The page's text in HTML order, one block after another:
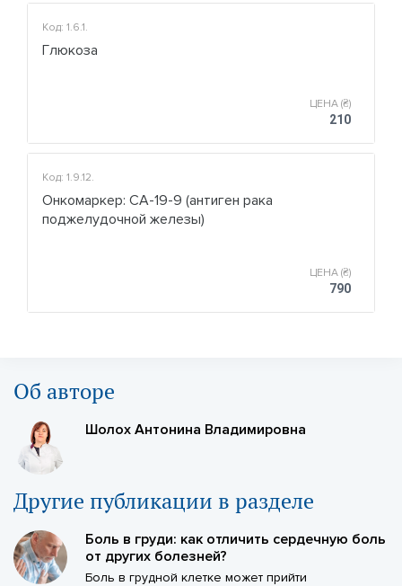
Код: 1.6.1.
Глюкоза
ЦЕНА (₴)
210
Код: 1.9.12.
Онкомаркер: СА-19-9 (антиген рака
поджелудочной железы)
ЦЕНА (₴)
790
Об авторе
Шолох Антонина Владимировна
Другие публикации в разделе
Боль в груди: как отличить сердечную боль
от других болезней?
Боль в грудной клетке может прийти